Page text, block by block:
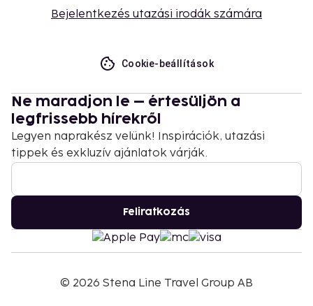
Bejelentkezés utazási irodák számára
Cookie-beállítások
Ne maradjon le – értesüljön a
legfrissebb hírekről
Legyen naprakész velünk! Inspirációk, utazási
tippek és exkluzív ajánlatok várják.
Feliratkozás
© 2026 Stena Line Travel Group AB